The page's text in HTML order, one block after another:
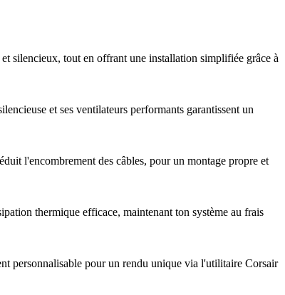
silencieux, tout en offrant une installation simplifiée grâce à
et ses ventilateurs performants garantissent un
l'encombrement des câbles, pour un montage propre et
thermique efficace, maintenant ton système au frais
personnalisable pour un rendu unique via l'utilitaire Corsair